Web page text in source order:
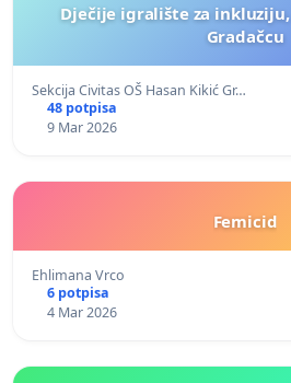
Dječije igralište za inkluziju, igralište za sve u
Gradačcu
Sekcija Civitas OŠ Hasan Kikić Gr…
48 potpisa
9 Mar 2026
Femicid
Ehlimana Vrco
6 potpisa
4 Mar 2026